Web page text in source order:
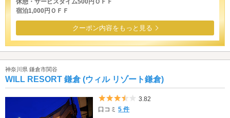
休憩・サービスタイム500円ＯＦＦ
宿泊1,000円ＯＦＦ
クーポン内容をもっと見る
神奈川県 鎌倉市関谷
WILL RESORT 鎌倉 (ウィル リゾート鎌倉)
5つ星のうち3.5
3.82
口コミ5 件